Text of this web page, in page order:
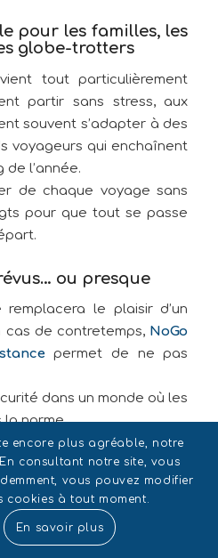
pour les familles, les
globe-trotters
tout particulièrement
partir sans stress, aux
souvent s’adapter à des
voyageurs qui enchaînent
l’année.
de chaque voyage sans
pour que tout se passe
ou presque
remplacera le plaisir d’un
cas de contretemps, NoGo
permet de ne pas
dans un monde où les
la norme.
une grande tranquillité.
prochain séjour, posez-
et si je devais annuler, que
une assurance annulation
la réponse.
encore plus agréable, notre
consultant notre site, vous
vous pouvez modifier
cookies à tout moment.
En savoir plus